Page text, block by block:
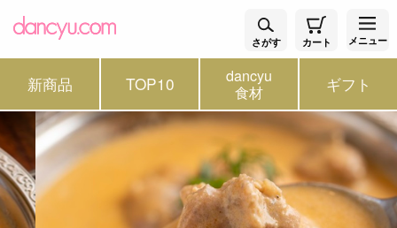
さがす カート メニュー
新商品 TOP10 dancyu
食材 ギフト